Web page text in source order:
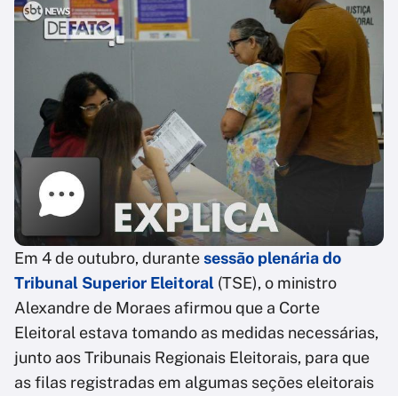
Em 4 de outubro, durantesessão plenária do
Tribunal Superior Eleitoral (TSE), o ministro
Alexandre de Moraes afirmou que a Corte
Eleitoral estava tomando as medidas necessárias,
junto aos Tribunais Regionais Eleitorais, para que
as filas registradas em algumas seções eleitorais